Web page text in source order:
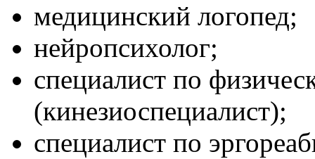
медицинский логопед;
нейропсихолог;
специалист по
(кинезиоспециалист);
специалист по